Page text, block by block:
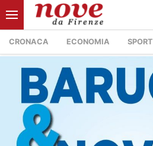
CRONACA ECONOMIA SPORT